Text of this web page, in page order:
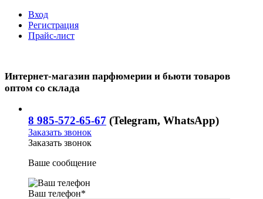
Вход
Регистрация
Прайс-лист
Интернет-магазин парфюмерии и бьюти товаров
оптом со склада
8 985-572-65-67 (Telegram, WhatsApp)
Заказать звонок
Заказать звонок
Ваше сообщение
Ваш телефон*